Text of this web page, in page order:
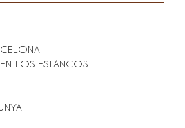
LOS ESTANCOS